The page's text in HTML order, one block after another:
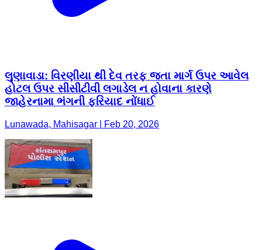
લુણાવાડા: વિરણીયા થી દેવ તરફ જતા માર્ગ ઉપર આવેલ
હોટલ ઉપર સીસીટીવી લગાડેલ ન હોવાના કારણે
જાહેરનામા ભંગની ફરિયાદ નોંધાઈ
Lunawada, Mahisagar | Feb 20, 2026